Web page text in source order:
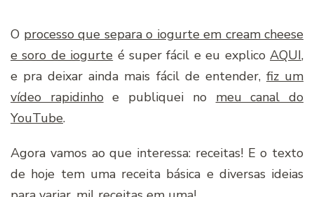
O processo que separa o iogurte em cream cheese
e soro de iogurte é super fácil e eu explicoAQUI,
e pra deixar ainda mais fácil de entender, fiz um
vídeo rapidinho e publiquei no meu canal do
YouTube.
Agora vamos ao que interessa: receitas! E o texto
de hoje tem uma receita básica e diversas ideias